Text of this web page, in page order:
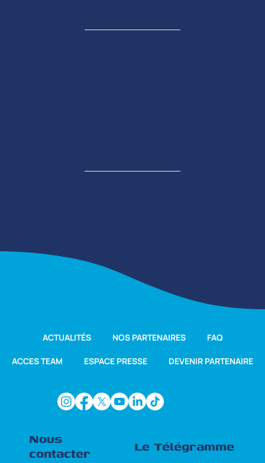
ACTUALITÉS NOS PARTENAIRES FAQ
ACCES TEAM ESPACE PRESSE DEVENIR PARTENAIRE
Le Télégramme
Nous
contacter